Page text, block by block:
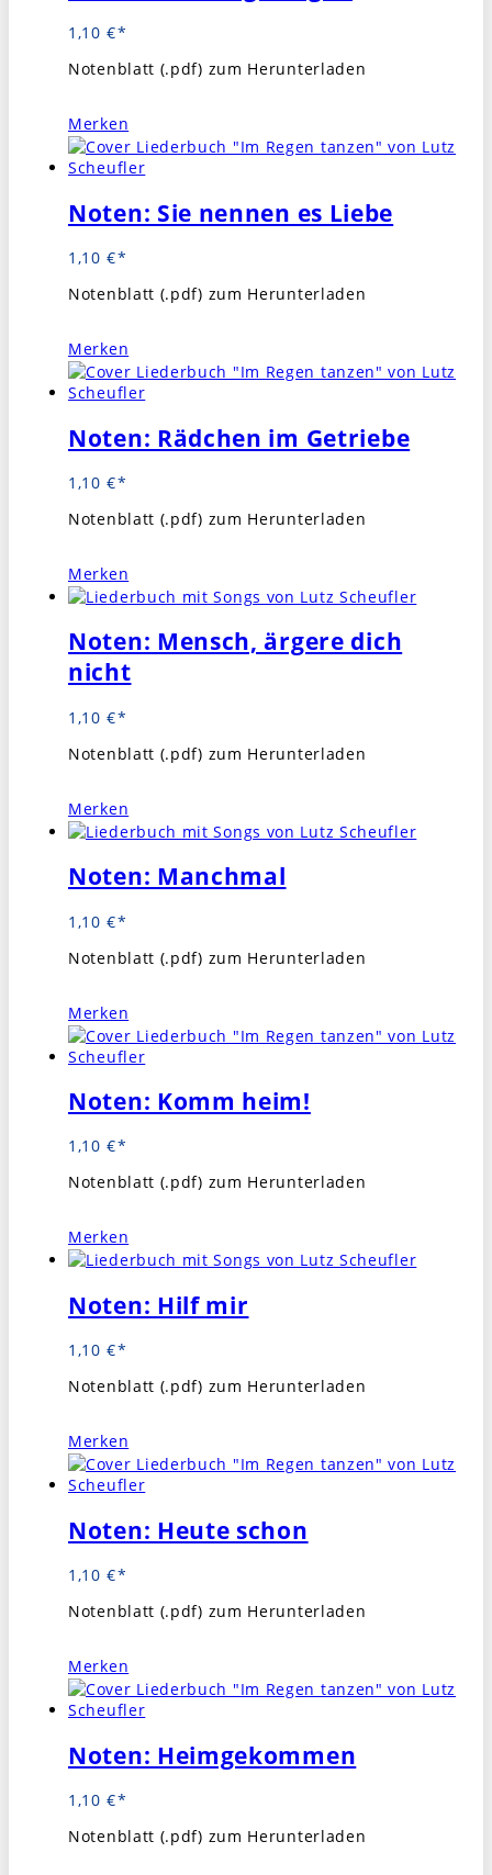
1,10 €
Notenblatt (.pdf) zum Herunterladen
Merken
Noten: Sie nennen es Liebe
1,10 €
Notenblatt (.pdf) zum Herunterladen
Merken
Noten: Rädchen im Getriebe
1,10 €
Notenblatt (.pdf) zum Herunterladen
Merken
Noten: Mensch, ärgere dich
nicht
1,10 €
Notenblatt (.pdf) zum Herunterladen
Merken
Noten: Manchmal
1,10 €
Notenblatt (.pdf) zum Herunterladen
Merken
Noten: Komm heim!
1,10 €
Notenblatt (.pdf) zum Herunterladen
Merken
Noten: Hilf mir
1,10 €
Notenblatt (.pdf) zum Herunterladen
Merken
Noten: Heute schon
1,10 €
Notenblatt (.pdf) zum Herunterladen
Merken
Noten: Heimgekommen
1,10 €
Notenblatt (.pdf) zum Herunterladen